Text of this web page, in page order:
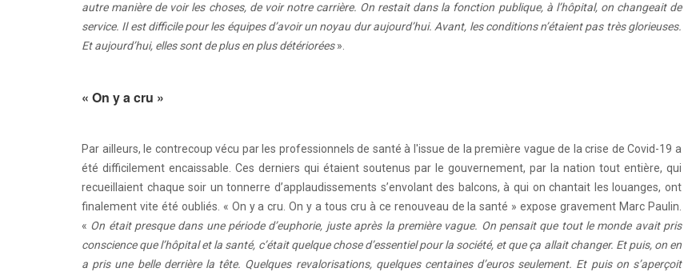
autre manière de voir les choses, de voir notre carrière. On restait dans la fonction publique, à l’hôpital, on changeait de
service. Il est difficile pour les équipes d’avoir un noyau dur aujourd’hui. Avant, les conditions n’étaient pas très glorieuses.
Et aujourd’hui, elles sont de plus en plus détériorées».
« On y a cru »
Par ailleurs, le contrecoup vécu par les professionnels de santé à l'issue de la première vague de la crise de Covid-19 a
été difficilement encaissable. Ces derniers qui étaient soutenus par le gouvernement, par la nation tout entière, qui
recueillaient chaque soir un tonnerre d’applaudissements s’envolant des balcons, à qui on chantait les louanges, ont
finalement vite été oubliés. « On y a cru. On y a tous cru à ce renouveau de la santé » expose gravement Marc Paulin.
« On était presque dans une période d’euphorie, juste après la première vague. On pensait que tout le monde avait pris
conscience que l’hôpital et la santé, c’était quelque chose d’essentiel pour la société, et que ça allait changer. Et puis, on en
a pris une belle derrière la tête. Quelques revalorisations, quelques centaines d’euros seulement. Et puis on s’aperçoit